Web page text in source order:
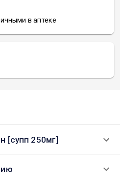
в аптеке
[супп 250мг]